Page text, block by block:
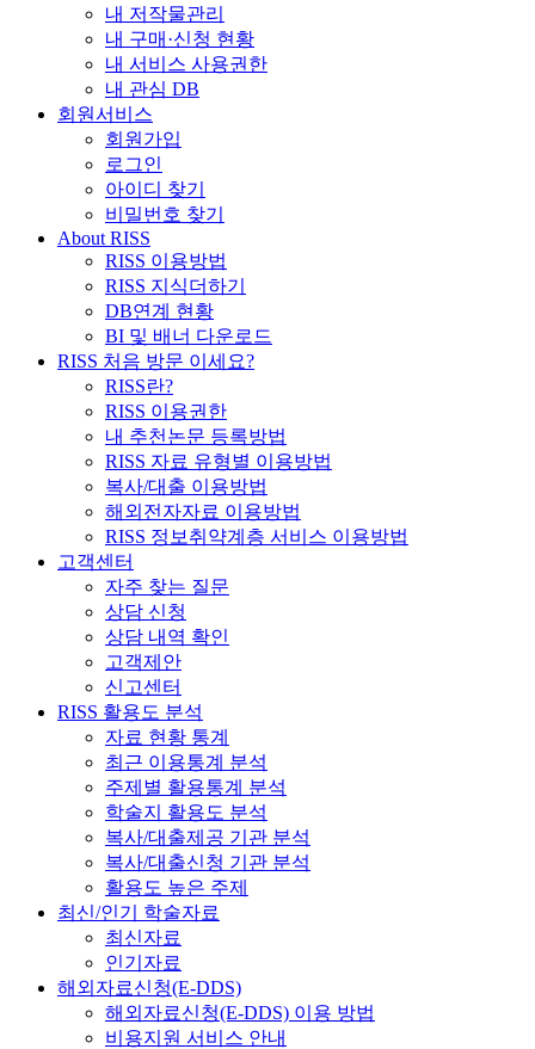
내 저작물관리
내 구매·신청 현황
내 서비스 사용권한
내 관심 DB
회원서비스
회원가입
로그인
아이디 찾기
비밀번호 찾기
About RISS
RISS 이용방법
RISS 지식더하기
DB연계 현황
BI 및 배너 다운로드
RISS 처음 방문 이세요?
RISS란?
RISS 이용권한
내 추천논문 등록방법
RISS 자료 유형별 이용방법
복사/대출 이용방법
해외전자자료 이용방법
RISS 정보취약계층 서비스 이용방법
고객센터
자주 찾는 질문
상담 신청
상담 내역 확인
고객제안
신고센터
RISS 활용도 분석
자료 현황 통계
최근 이용통계 분석
주제별 활용통계 분석
학술지 활용도 분석
복사/대출제공 기관 분석
복사/대출신청 기관 분석
활용도 높은 주제
최신/인기 학술자료
최신자료
인기자료
해외자료신청(E-DDS)
해외자료신청(E-DDS) 이용 방법
비용지원 서비스 안내